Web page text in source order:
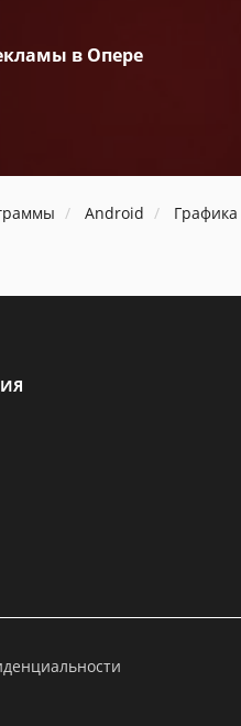
в Опере
Android Графика